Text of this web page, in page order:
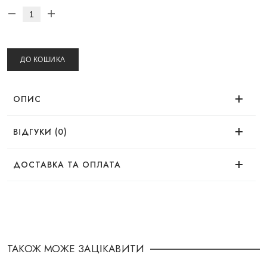
ДО КОШИКА
ОПИС
ВІДГУКИ (0)
Немає відгуків про цей товар.
ДОСТАВКА ТА ОПЛАТА
способом:
ТАКОЖ МОЖЕ ЗАЦІКАВИТИ